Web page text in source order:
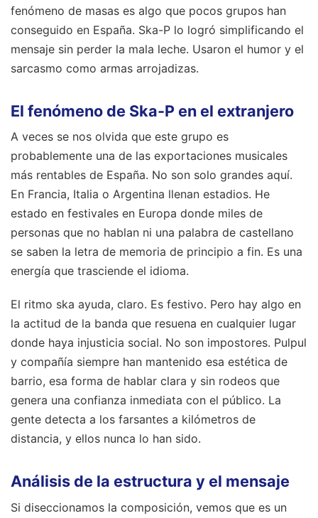
fenómeno de masas es algo que pocos grupos han
conseguido en España. Ska-P lo logró simplificando el
mensaje sin perder la mala leche. Usaron el humor y el
sarcasmo como armas arrojadizas.
El fenómeno de Ska-P en el extranjero
A veces se nos olvida que este grupo es
probablemente una de las exportaciones musicales
más rentables de España. No son solo grandes aquí.
En Francia, Italia o Argentina llenan estadios. He
estado en festivales en Europa donde miles de
personas que no hablan ni una palabra de castellano
se saben la letra de memoria de principio a fin. Es una
energía que trasciende el idioma.
El ritmo ska ayuda, claro. Es festivo. Pero hay algo en
la actitud de la banda que resuena en cualquier lugar
donde haya injusticia social. No son impostores. Pulpul
y compañía siempre han mantenido esa estética de
barrio, esa forma de hablar clara y sin rodeos que
genera una confianza inmediata con el público. La
gente detecta a los farsantes a kilómetros de
distancia, y ellos nunca lo han sido.
Análisis de la estructura y el mensaje
Si diseccionamos la composición, vemos que es un